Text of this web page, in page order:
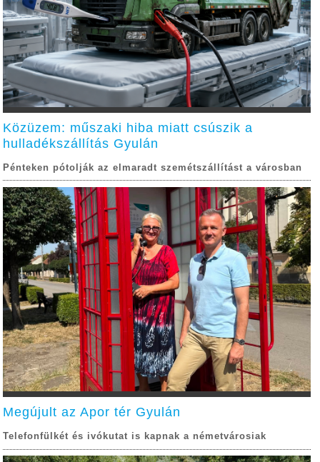
Közüzem: műszaki hiba miatt csúszik a
hulladékszállítás Gyulán
Pénteken pótolják az elmaradt szemétszállítást a városban
Megújult az Apor tér Gyulán
Telefonfülkét és ivókutat is kapnak a németvárosiak